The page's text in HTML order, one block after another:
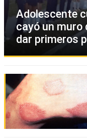
Adolescente
cayó un muro
dar primeros